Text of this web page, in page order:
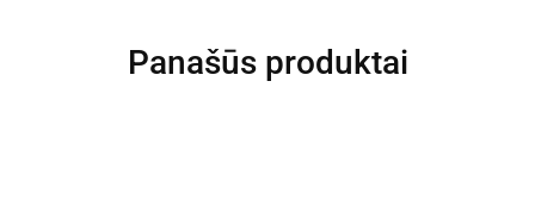
Panašūs produktai